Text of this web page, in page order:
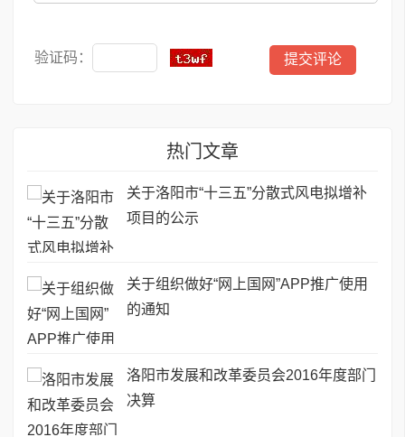
验证码：
热门文章
关于洛阳市“十三五”分散式风电拟增补
项目的公示
关于组织做好“网上国网”APP推广使用
的通知
洛阳市发展和改革委员会2016年度部门
决算